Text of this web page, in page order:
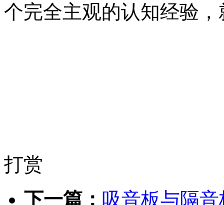
个完全主观的认知经验
打赏
下一篇： 吸音板与隔